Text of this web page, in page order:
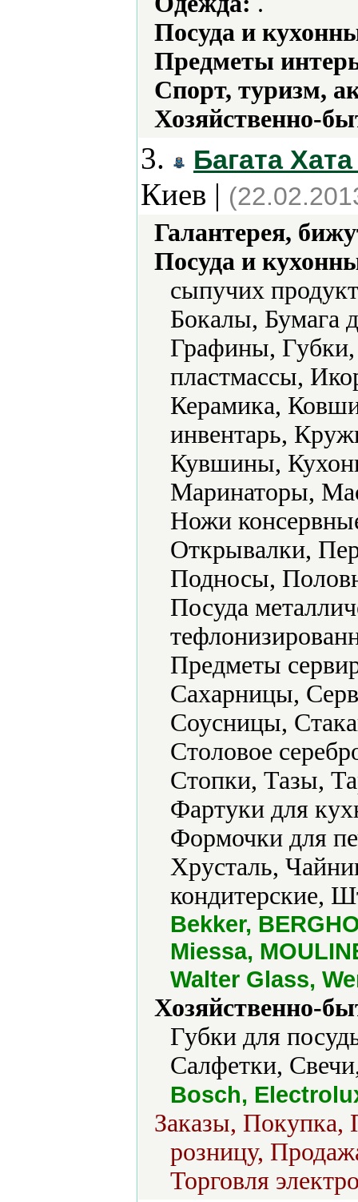
Посуда и
Предметы
Спорт, туризм,
Хозяйственно-
3. Багата
Киев |
Галантерея,
Посуда и
сыпучих
Бокалы, Бумага
Графины, Губки,
пластмассы,
Керамика,
инвентарь,
Кувшины,
Маринаторы,
Ножи
Открывалки,
Подносы,
Посуда
Предметы
Сахарницы,
Соусницы,
Столовое
Стопки, Тазы,
Фартуки для
Формочки для
Хрусталь,
кондитерские,
Bekker,
Miessa,
Walter Glass,
Хозяйственно-
Губки для
Салфетки,
Bosch,
Заказы, Покупка,
розницу,
Торговля